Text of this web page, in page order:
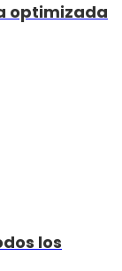
optimizada
los